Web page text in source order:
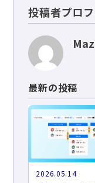
投稿者プロ
最新の投稿
2026.05.14